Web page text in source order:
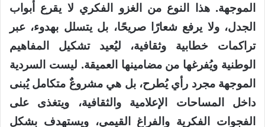
الموجهة. هذا النوع من الغزو الفكري لا يقرع أبواب
الجدل، ولا يرفع شعارًا صريحًا، بل يتسلل بهدوء، عبر
تراكمات خطابية وثقافية، ليُعيد تشكيل المفاهيم
الوطنية ويُفرغها من مضامينها العميقة. ليست السردية
الموجهة مجرد رأي يُطرح، بل هي مشروعٌ متكامل يُبنى
داخل المساحات الإعلامية والثقافية، ويتغذى على
الفجوات الفكرية والفراغ القيمي، ويستهدف بشكل